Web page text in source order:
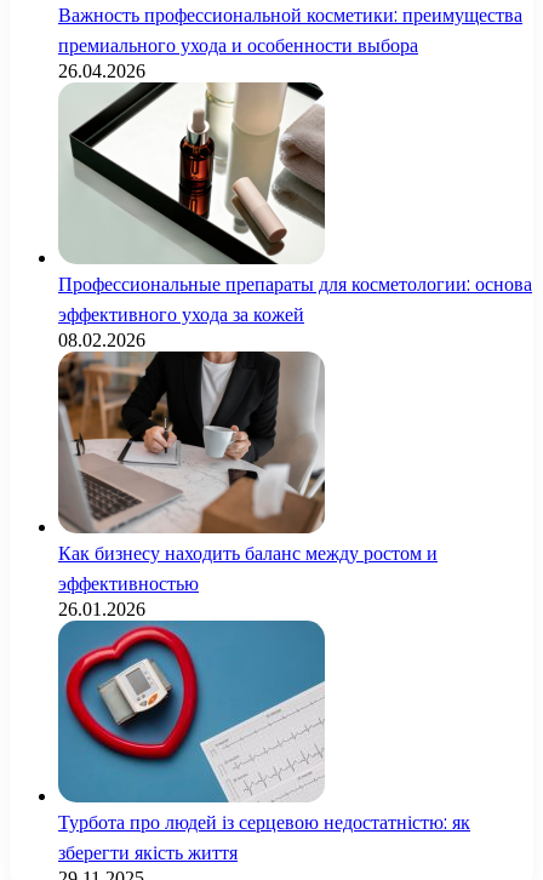
Важность профессиональной косметики: преимущества
премиального ухода и особенности выбора
26.04.2026
Профессиональные препараты для косметологии: основа
эффективного ухода за кожей
08.02.2026
Как бизнесу находить баланс между ростом и
эффективностью
26.01.2026
Турбота про людей із серцевою недостатністю: як
зберегти якість життя